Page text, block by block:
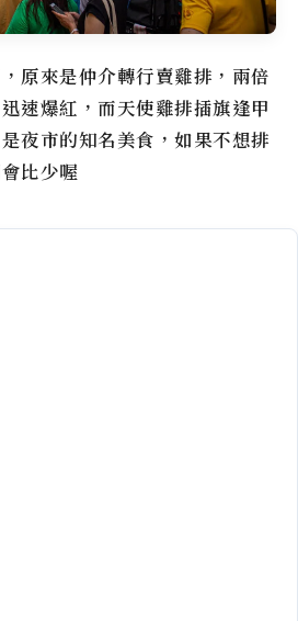
原來是仲介轉行賣雞排，兩倍
速爆紅，而天使雞排插旗逢甲
夜市的知名美食，如果不想排
比少喔